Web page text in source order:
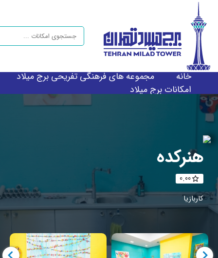
خانه
مجموعه های فرهنگی تفریحی برج میلاد
امکانات برج میلاد
هنرکده
0.00
کاربازیا